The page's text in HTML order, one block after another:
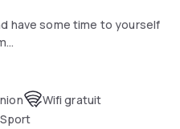
have some time to yourself
Wifi gratuit